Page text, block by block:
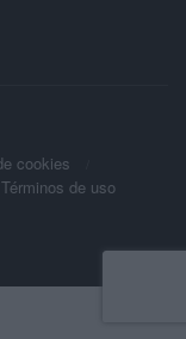
cookies
Términos de uso